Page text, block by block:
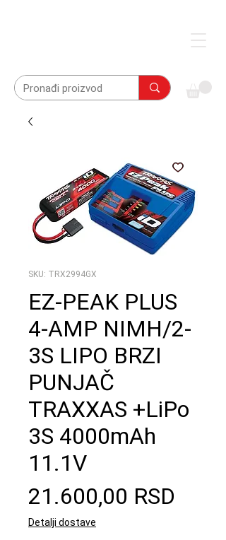
SKU: TRX2994GX
EZ-PEAK PLUS
4-AMP NIMH/2-
3S LIPO BRZI
PUNJAČ
TRAXXAS +LiPo
3S 4000mAh
11.1V
21.600,00 RSD
Detalji dostave